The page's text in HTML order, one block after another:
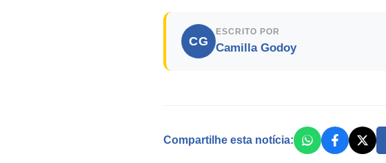
CG
ESCRITO POR
Camilla Godoy
Compartilhe esta notícia: